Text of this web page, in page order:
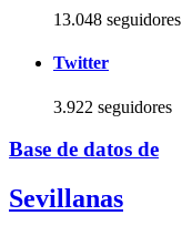
13.048 seguidores
Twitter
3.922 seguidores
Base de datos de
Sevillanas